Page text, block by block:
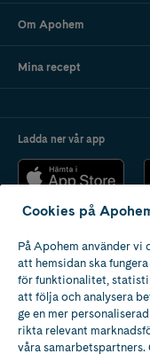
Om Apohem
Mina recept
Ladda ner vår app
Apotek med tillstånd
av Läkemedelsverket
Cookies på
På Apohem använder vi
att hemsidan ska
för funktionalitet,
att följa och analysera
ge en mer
rikta relevant
våra